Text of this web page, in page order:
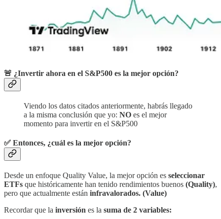
🚨 ¿Invertir ahora en el S&P500 es la mejor opción?
Viendo los datos citados anteriormente, habrás llegado
a la misma conclusión que yo: NO es el mejor
momento para invertir en el S&P500
✅ Entonces, ¿cuál es la mejor opción?
Desde un enfoque Quality Value, la mejor opción es seleccionar
ETFs que históricamente han tenido rendimientos buenos (Quality),
pero que actualmente están infravalorados. (Value)
Recordar que la inversión es la suma de 2 variables: